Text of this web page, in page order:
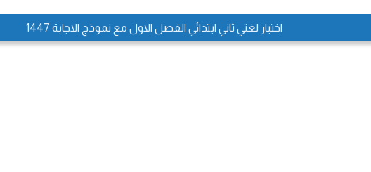
اختبار لغتي ثاني ابتدائي الفصل الاول مع نموذج الاجابة 1447